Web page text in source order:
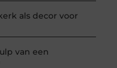
als decor voor
van een